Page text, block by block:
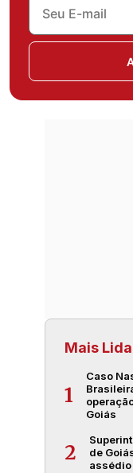
Mais
1
Caso
Goiás
2
de